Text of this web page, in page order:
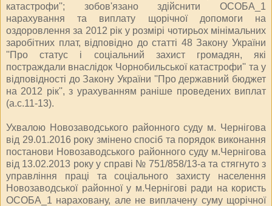
катастрофи''; зобов'язано здійснити ОСОБА_1
нарахування та виплату щорічної допомоги на
оздоровлення за 2012 рік у розмірі чотирьох мінімальних
заробітних плат, відповідно до статті 48 Закону України
''Про статус і соціальний захист громадян, які
постраждали внаслідок Чорнобильської катастрофи'' та у
відповідності до Закону України ''Про державний бюджет
на 2012 рік'', з урахуванням раніше проведених виплат
(а.с.11-13).
Ухвалою Новозаводського районного суду м. Чернігова
від 29.01.2016 року змінено спосіб та порядок виконання
постанови Новозаводського районного суду м.Чернігова
від 13.02.2013 року у справі № 751/858/13-а та стягнуто з
управління праці та соціального захисту населення
Новозаводської районної у м.Чернігові ради на користь
ОСОБА_1 нараховану, але не виплачену суму щорічної